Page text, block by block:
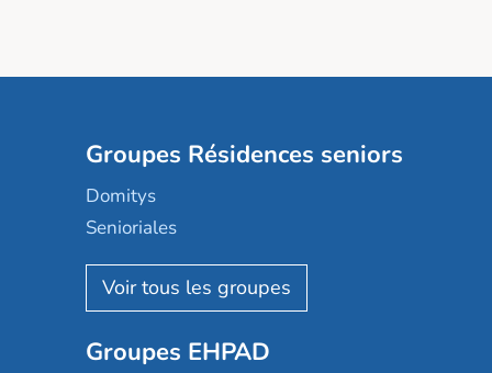
Groupes Résidences seniors
Domitys
Senioriales
Nohée
Les Résidentiels
Mobicap
Groupes EHPAD